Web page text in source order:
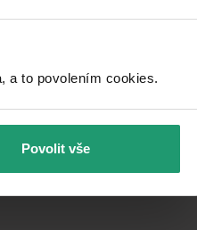
a to povolením cookies.​
Povolit vše